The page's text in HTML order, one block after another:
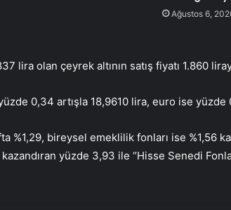
Ağustos 6,
lira olan çeyrek altının satış fiyatı 1.860
0,34 artışla 18,9610 lira, euro ise
%1,29, bireysel emeklilik fonları ise %1,56
yüzde 3,93 ile “Hisse Senedi